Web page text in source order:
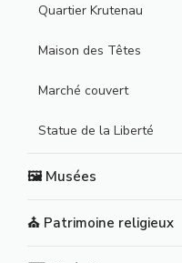
Quartier Krutenau
Maison des Têtes
Marché couvert
Statue de la Liberté
🖼️ Musées
⛪ Patrimoine religieux